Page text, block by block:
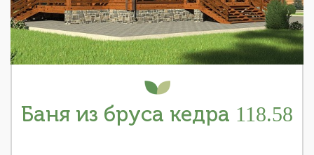
Баня из бруса кедра 118.58